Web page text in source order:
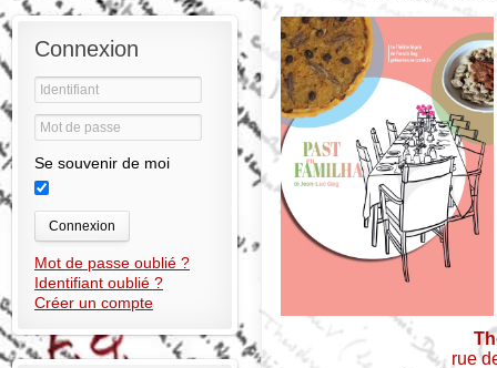
rue
Connexion
Se souvenir de moi
Connexion
Mot de passe oublié ?
Identifiant oublié ?
Créer un compte